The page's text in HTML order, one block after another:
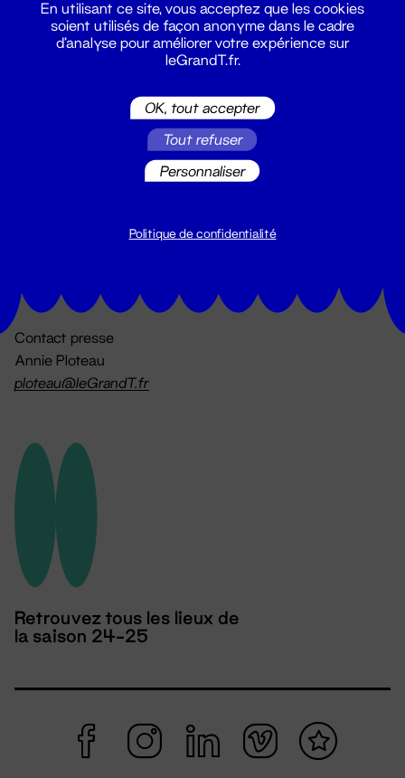
billetterie@leGrandT.fr
Contact presse
Annie Ploteau
ploteau@leGrandT.fr
Retrouvez tous les lieux de
la saison 24-25
En utilisant ce site, vous acceptez que les cookies
soient utilisés de façon anonyme dans le cadre
d'analyse pour améliorer votre expérience sur
leGrandT.fr.
OK, tout accepter
Tout refuser
Personnaliser
Politique de confidentialité